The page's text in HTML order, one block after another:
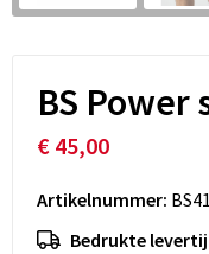
BS Power
€ 45,00
Artikelnummer:
Bedrukte